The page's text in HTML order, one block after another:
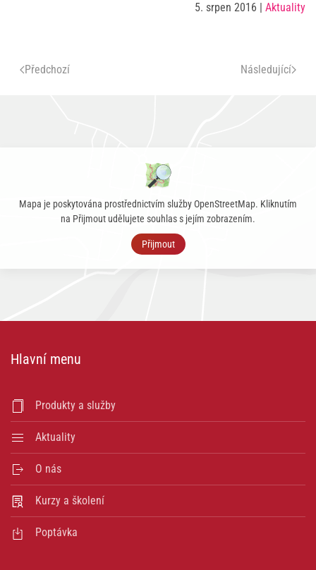
5. srpen 2016 | Aktuality
Předchozí Následující
Mapa je poskytována prostřednictvím služby OpenStreetMap. Kliknutím
na Přijmout udělujete souhlas s jejím zobrazením.
Přijmout
Hlavní menu
Produkty a služby
Aktuality
O nás
Kurzy a školení
Poptávka